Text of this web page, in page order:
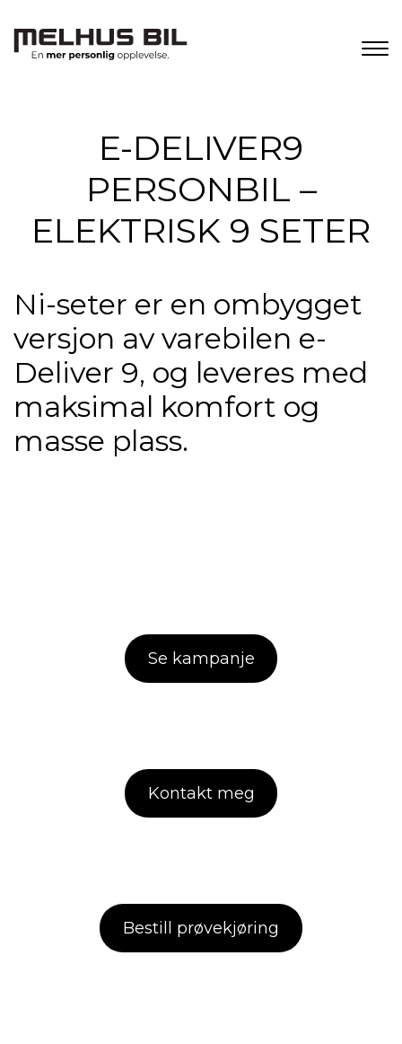
E-DELIVER9
PERSONBIL –
ELEKTRISK 9 SETER
Ni-seter er en ombygget
versjon av varebilen e-
Deliver 9, og leveres med
maksimal komfort og
masse plass.
Se kampanje
Kontakt meg
Bestill prøvekjøring